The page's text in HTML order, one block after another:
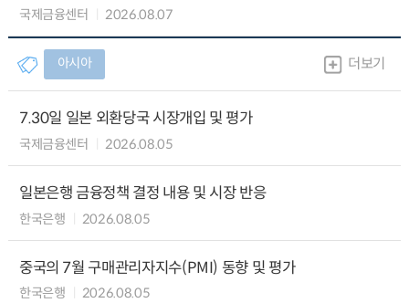
국제금융센터 2026.08.07
아시아 더보기
7.30일 일본 외환당국 시장개입 및 평가
국제금융센터 2026.08.05
일본은행 금융정책 결정 내용 및 시장 반응
한국은행 2026.08.05
중국의 7월 구매관리자지수(PMI) 동향 및 평가
한국은행 2026.08.05